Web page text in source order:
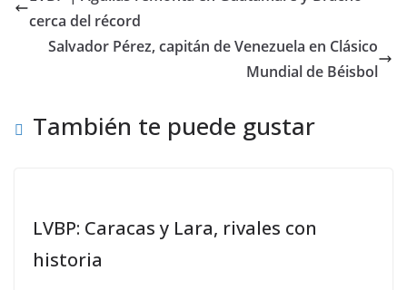
cerca del récord
Salvador Pérez, capitán de Venezuela en Clásico
Mundial de Béisbol
También te puede gustar
LVBP: Caracas y Lara, rivales con
historia